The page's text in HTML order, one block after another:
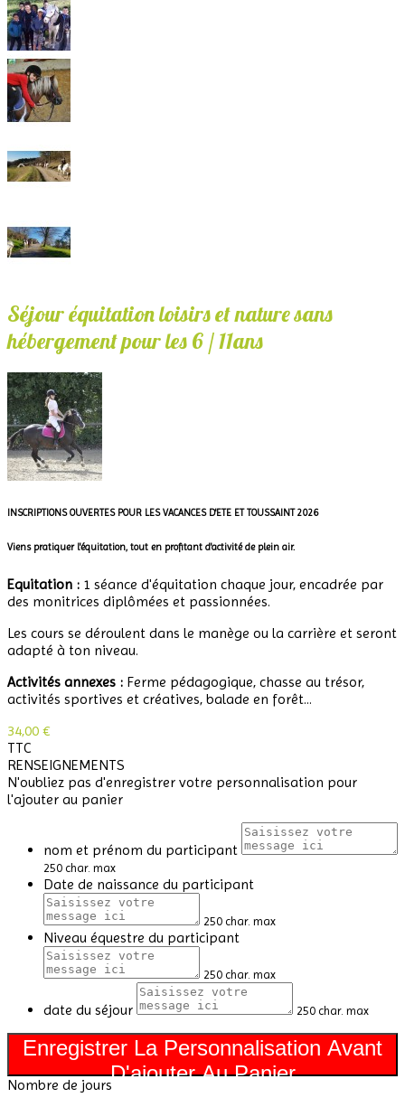
Séjour équitation loisirs et nature sans
hébergement pour les 6 / 11ans
INSCRIPTIONS OUVERTES POUR LES VACANCES D'ETE ET TOUSSAINT 2026
Viens pratiquer l'équitation, tout en profitant d'activité de plein air.
Equitation : 1 séance d'équitation chaque jour, encadrée par
des monitrices diplômées et passionnées.
Les cours se déroulent dans le manège ou la carrière et seront
adapté à ton niveau.
Activités annexes : Ferme pédagogique, chasse au trésor,
activités sportives et créatives, balade en forêt...
34,00 €
TTC
RENSEIGNEMENTS
N'oubliez pas d'enregistrer votre personnalisation pour
l'ajouter au panier
nom et prénom du participant
250 char. max
Date de naissance du participant
250 char. max
Niveau équestre du participant
250 char. max
date du séjour 250 char. max
Enregistrer La Personnalisation Avant
D'ajouter Au Panier
Nombre de jours